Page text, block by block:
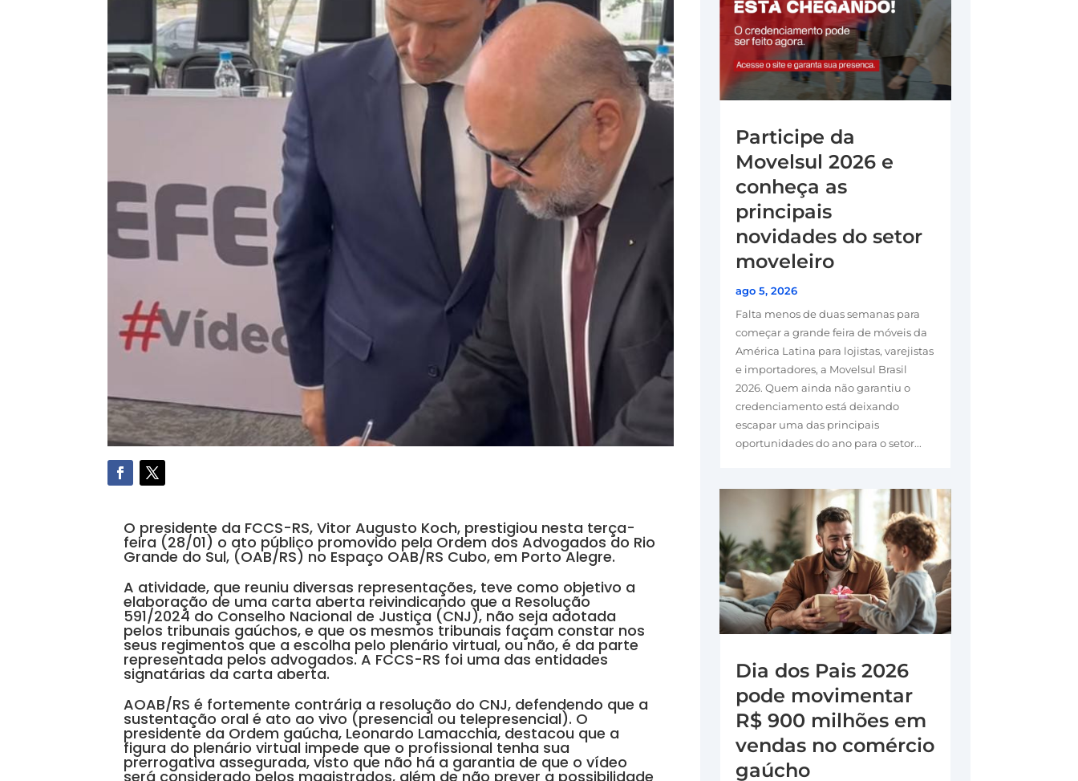
O presidente da FCCS-RS, Vitor Augusto Koch, prestigiou nesta terça-
feira (28/01) o ato público promovido pela Ordem dos Advogados do Rio
Grande do Sul, (OAB/RS) no Espaço OAB/RS Cubo, em Porto Alegre.
A atividade, que reuniu diversas representações, teve como objetivo a
elaboração de uma carta aberta reivindicando que a Resolução
591/2024 do Conselho Nacional de Justiça (CNJ), não seja adotada
pelos tribunais gaúchos, e que os mesmos tribunais façam constar nos
seus regimentos que a escolha pelo plenário virtual, ou não, é da parte
representada pelos advogados. A FCCS-RS foi uma das entidades
signatárias da carta aberta.
AOAB/RS é fortemente contrária a resolução do CNJ, defendendo que a
sustentação oral é ato ao vivo (presencial ou telepresencial). O
presidente da Ordem gaúcha, Leonardo Lamacchia, destacou que a
figura do plenário virtual impede que o profissional tenha sua
prerrogativa assegurada, visto que não há a garantia de que o vídeo
será considerado pelos magistrados, além de não prever a possibilidade
Participe da
Movelsul 2026 e
conheça as
principais
novidades do setor
moveleiro
ago 5, 2026
Falta menos de duas semanas para
começar a grande feira de móveis da
América Latina para lojistas, varejistas
e importadores, a Movelsul Brasil
2026. Quem ainda não garantiu o
credenciamento está deixando
escapar uma das principais
oportunidades do ano para o setor...
Dia dos Pais 2026
pode movimentar
R$ 900 milhões em
vendas no comércio
gaúcho